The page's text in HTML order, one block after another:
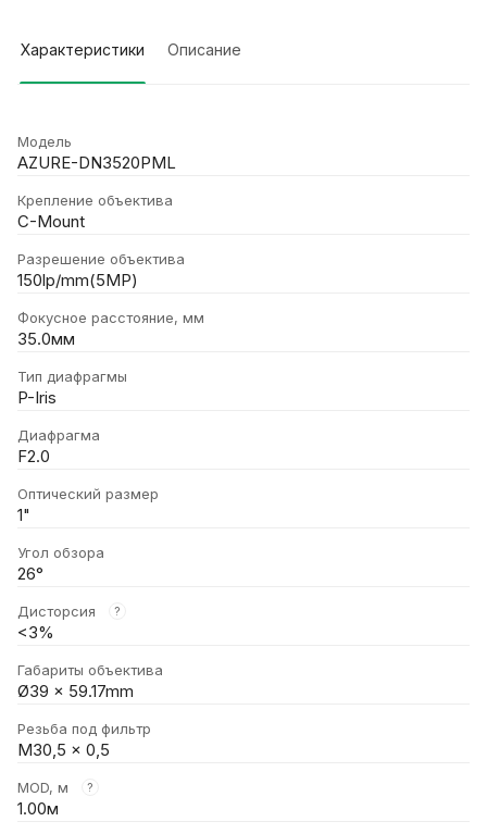
Характеристики Описание
Модель
AZURE-DN3520PML
Крепление объектива
C-Mount
Разрешение объектива
150lp/mm(5MP)
Фокусное расстояние, мм
35.0мм
Тип диафрагмы
P-Iris
Диафрагма
F2.0
Оптический размер
1"
Угол обзора
26°
Дисторсия ?
<3%
Габариты объектива
Ø39 x 59.17mm
Резьба под фильтр
M30,5 x 0,5
MOD, м ?
1.00м